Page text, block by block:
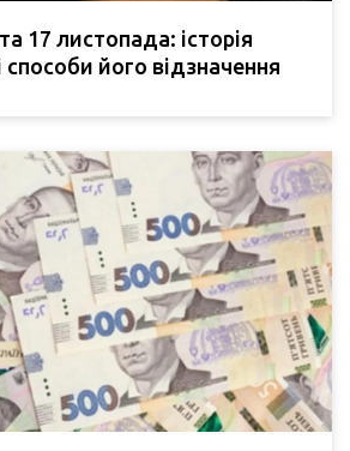
17 листопада: історія
способи його відзначення